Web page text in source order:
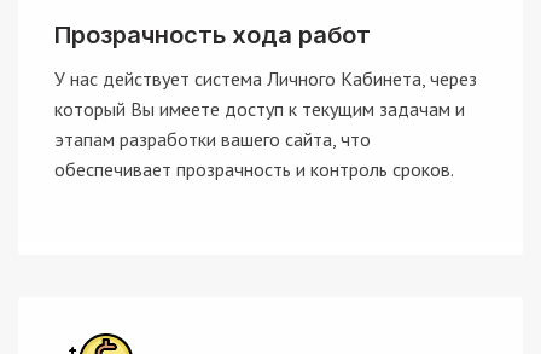
Прозрачность хода работ
У нас действует система Личного Кабинета, через
который Вы имеете доступ к текущим задачам и
этапам разработки вашего сайта, что
обеспечивает прозрачность и контроль сроков.